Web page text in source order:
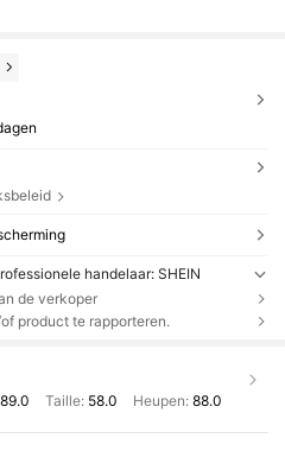
handelaar: SHEIN
de verkoper
product te rapporteren.
89.0 Taille: 58.0 Heupen: 88.0